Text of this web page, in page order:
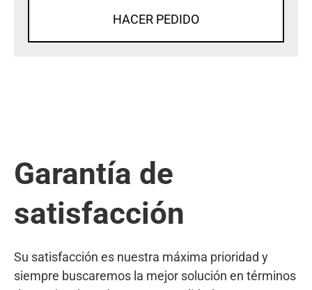
HACER PEDIDO
Garantía de
satisfacción
Su satisfacción es nuestra máxima prioridad y
siempre buscaremos la mejor solución en términos